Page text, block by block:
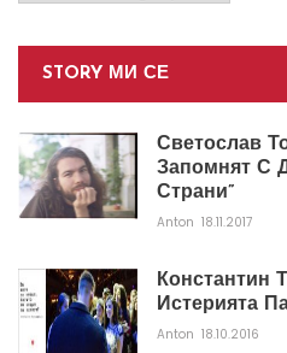
STORY МИ СЕ
Светослав
Запомнят С
Страни”
Anton 18.11.2017
Константин
Истерията
Anton 18.10.2016